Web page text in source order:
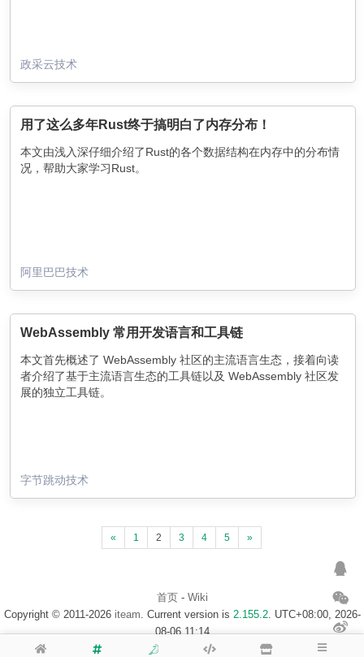
政采云技术
用了这么多年Rust终于搞明白了内存分布！
本文由浅入深仔细介绍了Rust的各个数据结构在内存中的分布情
况，帮助大家学习Rust。
阿里巴巴技术
WebAssembly 常用开发语言和工具链
本文首先概述了 WebAssembly 社区的主流语言生态，接着向读
者介绍了基于主流语言生态的工具链以及 WebAssembly 社区发
展的独立工具链。
字节跳动技术
« 1 2 3 4 5 »
首页- Wiki
Copyright © 2011-2026 iteam . Current version is 2.155.2. UTC+08:00, 2026-
08-06 11:14
浙ICP备14020137号-1 $访客地图$